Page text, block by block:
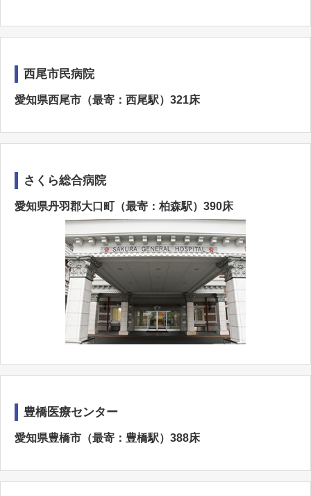
西尾市民病院
愛知県西尾市（最寄：西尾駅）321床
さくら総合病院
愛知県丹羽郡大口町（最寄：柏森駅）390床
豊橋医療センター
愛知県豊橋市（最寄：豊橋駅）388床